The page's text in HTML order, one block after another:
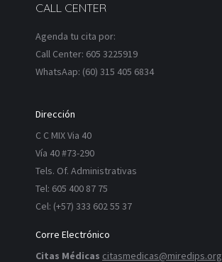
CALL CENTER
Agenda tu cita por:
Call Center: 605 3225919
WhatsAap: (60) 315 405 6834
Dirección
C C MIX Via 40
Vía 40 #73-290
Tels. Of. Administrativas
Tel: 605 400 87 75
Cel: (+57) 333 602 55 37
Corre Electrónico
Citas Médicas citasmedicas@miredips.org